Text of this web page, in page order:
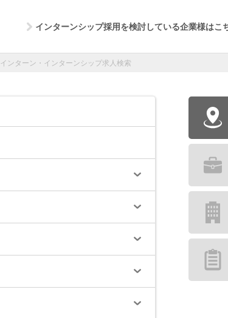
インターンシップ採用を検討している企業様はこ
インターン・インターンシップ求人検索